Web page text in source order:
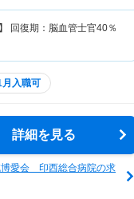
回復期：脳血管士官40％
月入職可
詳細を見る
博愛会 印西総合病院の求